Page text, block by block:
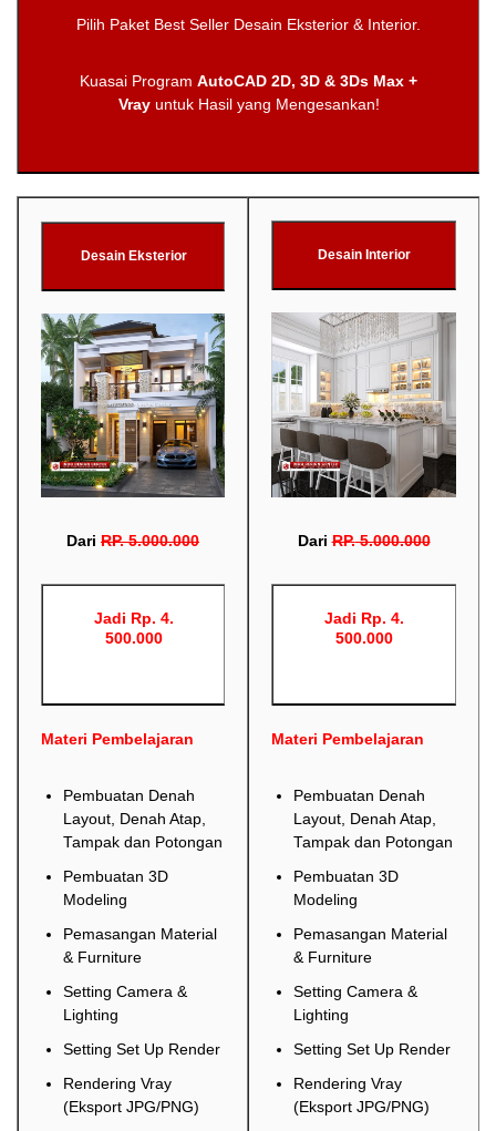
Pilih Paket Best Seller Desain Eksterior & Interior.
Kuasai Program AutoCAD 2D, 3D & 3Ds Max +
Vrayuntuk Hasil yang Mengesankan!
Desain Eksterior
Dari RP.5.000.000
Jadi Rp. 4.
500.000
Materi Pembelajaran
Pembuatan Denah
Layout, Denah Atap,
Tampak dan Potongan
Pembuatan 3D
Modeling
Pemasangan Material
& Furniture
Setting Camera &
Lighting
Setting Set Up Render
Rendering Vray
(Eksport JPG/PNG)
Desain Interior
DariRP.5.000.000
Jadi Rp. 4.
500.000
Materi Pembelajaran
Pembuatan Denah
Layout, Denah Atap,
Tampak dan Potongan
Pembuatan 3D
Modeling
Pemasangan Material
& Furniture
Setting Camera &
Lighting
Setting Set Up Render
Rendering Vray
(Eksport JPG/PNG)